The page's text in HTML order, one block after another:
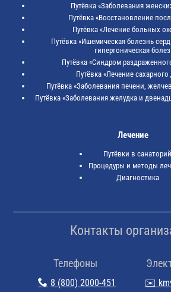
Путёвка «Заболевания
Путёвка «Восстановление
Путёвка «Лечение больных
Путёвка «Ишемическая болезнь
гипертоническая
Путёвка «Синдром
Путёвка «Лечение сахарного
Путёвка «Заболевания печени,
Путёвка «Заболевания желудка и
Лечение
Путёвки в санаторий
Процедуры и методы
Диагностика
Контакты
Телефоны
8 (800) 2000-451
✉️